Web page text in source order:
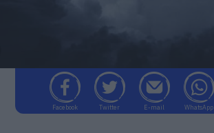
Facebook Twitter E-mail WhatsApp